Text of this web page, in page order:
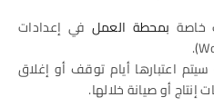
خاصة بمحطة العمل في إعدادات
اعتبارها أيام توقف أو إغلاق
أو صيانة خلالها.